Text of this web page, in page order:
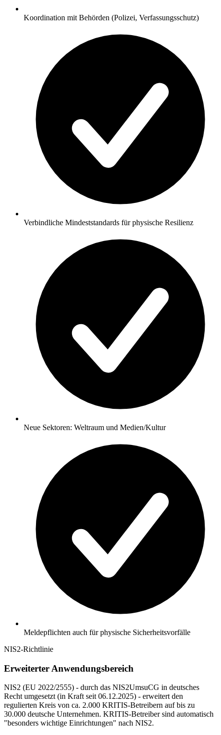
Koordination mit Behörden (Polizei, Verfassungsschutz)
Verbindliche Mindeststandards für physische Resilienz
Neue Sektoren: Weltraum und Medien/Kultur
Meldepflichten auch für physische Sicherheitsvorfälle
NIS2-Richtlinie
Erweiterter Anwendungsbereich
NIS2 (EU 2022/2555) - durch das NIS2UmsuCG in deutsches
Recht umgesetzt (in Kraft seit 06.12.2025) - erweitert den
regulierten Kreis von ca. 2.000 KRITIS-Betreibern auf bis zu
30.000 deutsche Unternehmen. KRITIS-Betreiber sind automatisch
"besonders wichtige Einrichtungen" nach NIS2.